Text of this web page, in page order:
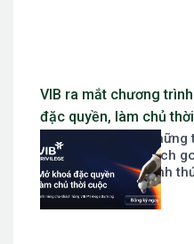
VIB ra mắt chương
đặc quyền, làm chủ
đến 10 triệu đồng
Nhằm mang đến
khách hàng yêu thích
Việt Nam (VIB) chính
ưu đãi “VIB...